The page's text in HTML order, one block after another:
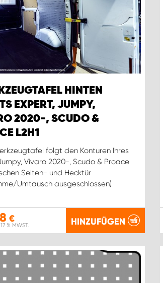
HINTEN
EXPERT, JUMPY,
2020-, SCUDO &
L2H1
folgt den Konturen Ihres
Vivaro 2020-, Scudo & Proace
Seiten- und Hecktür
Umtausch ausgeschlossen)
€
17 % MWST. HINZUFÜGEN